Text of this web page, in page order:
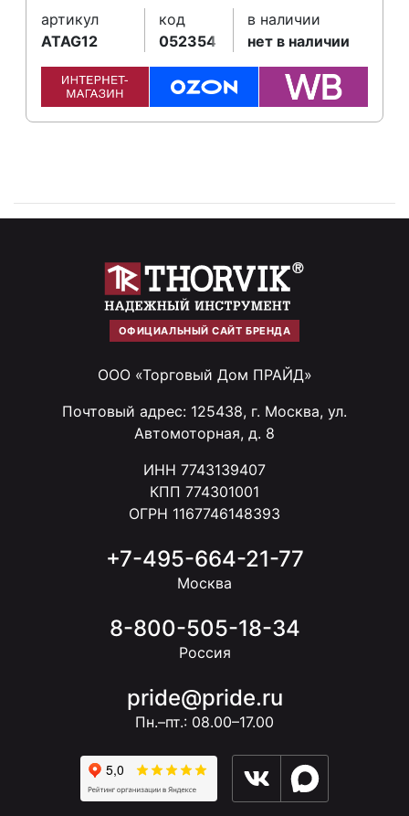
артикул
ATAG12
код
052354
в наличии
нет в наличии
ОФИЦИАЛЬНЫЙ САЙТ БРЕНДА
ООО «Торговый Дом ПРАЙД»
Почтовый адрес: 125438, г. Москва, ул.
Автомоторная, д. 8
ИНН 7743139407
КПП 774301001
ОГРН 1167746148393
+7-495-664-21-77
Москва
8-800-505-18-34
Россия
pride@pride.ru
Пн.–пт.: 08.00–17.00